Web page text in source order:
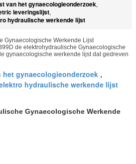
van het gynaecologieonderzoek,
leveringslijst,
hydraulische werkende lijst
Gynaecologische Werkende Lijst
de elektrohydraulische Gynaecologische
gynaecologische werkende lijst dat gedreven
het gynaecologieonderzoek ,
hydraulische werkende lijst
Gynaecologische Werkende